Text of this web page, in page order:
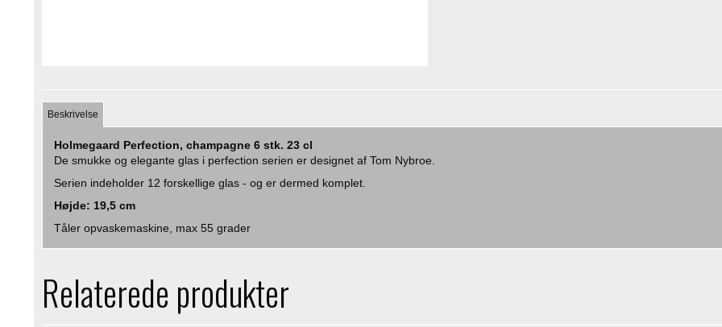
Beskrivelse
Holmegaard Perfection, champagne 6 stk. 23 cl
De smukke og elegante glas i perfection serien er designet af Tom Nybroe.
Serien indeholder 12 forskellige glas - og er dermed komplet.
Højde: 19,5 cm
Tåler opvaskemaskine, max 55 grader
Relaterede produkter